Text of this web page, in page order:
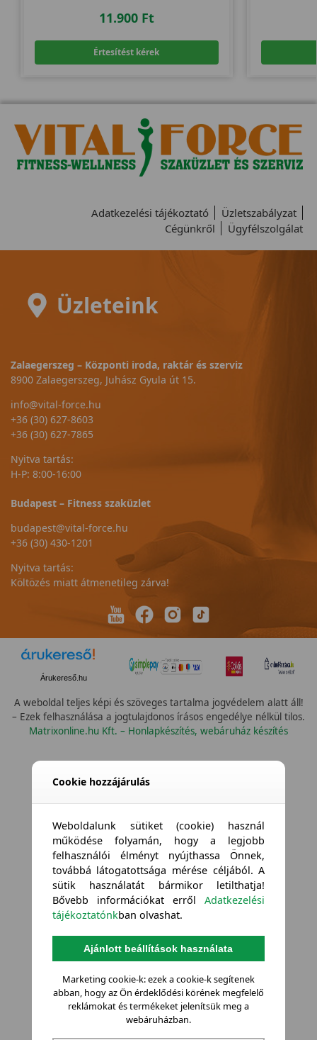
11.900 Ft
Értesítést kérek
Adatkezelési tájékoztató
Üzletszabályzat
Cégünkről
Ügyfélszolgálat
Üzleteink
Zalaegerszeg – Központi iroda, raktár és szerviz
8900 Zalaegerszeg, Juhász Gyula út 15.
info@vital-force.hu
+36 (30) 627-8603
+36 (30) 627-7865
Nyitva tartás:
H-P: 8:00-16:00
Budapest – Fitness szaküzlet
budapest@vital-force.hu
+36 (30) 430-1201
Nyitva tartás:
Költözés miatt átmenetileg zárva!
Árukereső.hu
A weboldal teljes képi és szöveges tartalma jogvédelem alatt áll!
– Ezek felhasználása a jogtulajdonos írásos engedélye nélkül tilos.
Matrixonline.hu Kft. – Honlapkészítés, webáruház készítés
Cookie hozzájárulás
Weboldalunk sütiket (cookie) használ
működése folyamán, hogy a legjobb
felhasználói élményt nyújthassa Önnek,
továbbá látogatottsága mérése céljából. A
sütik használatát bármikor letilthatja!
Bővebb információkat errőlAdatkezelési
tájékoztatónkban olvashat.
Ajánlott beállítások használata
Marketing cookie-k: ezek a cookie-k segítenek
abban, hogy az Ön érdeklődési körének megfelelő
reklámokat és termékeket jelenítsük meg a
webáruházban.